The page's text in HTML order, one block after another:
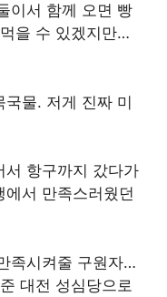
이서 함께 오면 빵
을 수 있겠지만…
국물. 저게 진짜 미
서 항구까지 갔다가
서 만족스러웠던
족시켜줄 구원자…
대전 성심당으로